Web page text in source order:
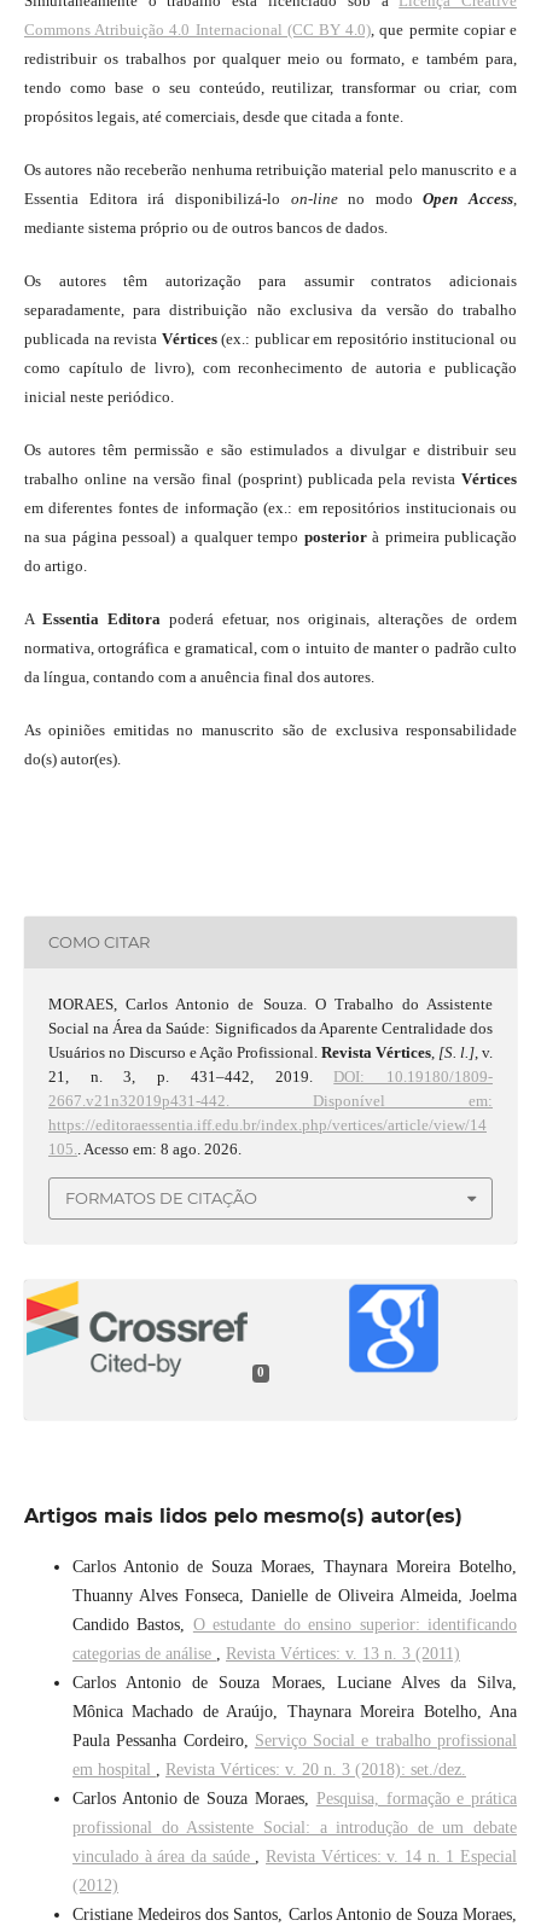
Commons Atribuição 4.0 Internacional (CC BY 4.0) , que permite copiar e
redistribuir os trabalhos por qualquer meio ou formato, e também para,
tendo como base o seu conteúdo, reutilizar, transformar ou criar, com
propósitos legais, até comerciais, desde que citada a fonte.
Os autores não receberão nenhuma retribuição material pelo manuscrito e a
Essentia Editora irá disponibilizá-lo on-lineno modoOpen Access
mediante sistema próprio ou de outros bancos de dados.
Os autores têm autorização para assumir contratos adicionais
separadamente, para distribuição não exclusiva da versão do trabalho
publicada na revista Vértices(ex.: publicar em repositório institucional ou
como capítulo de livro), com reconhecimento de autoria e publicação
inicial neste periódico.
Os autores têm permissão e são estimulados a divulgar e distribuir seu
trabalho online na versão final (posprint) publicada pela revistaVértices
em diferentes fontes de informação (ex.: em repositórios institucionais ou
na sua página pessoal) a qualquer tempo posteriorà primeira publicação
do artigo.
A Essentia Editora poderá efetuar, nos originais, alterações de ordem
normativa, ortográfica e gramatical, com o intuito de manter o padrão culto
da língua, contando com a anuência final dos autores.
As opiniões emitidas no manuscrito são de exclusiva responsabilidade
do(s) autor(es).
COMO CITAR
MORAES, Carlos Antonio de Souza. O Trabalho do Assistente
Social na Área da Saúde: Significados da Aparente Centralidade dos
Usuários no Discurso e Ação Profissional.Revista Vértices [S. l.] , v.
21, n. 3, p. 431–442, 2019. DOI: 10.19180/1809-
2667.v21n32019p431-442.
Disponível em:
https://editoraessentia.iff.edu.br/index.php/vertices/article/view/14
105.
. Acesso em: 8 ago. 2026.
FORMATOS DE CITAÇÃO
0
Artigos mais lidos pelo mesmo(s) autor(es)
Carlos Antonio de Souza Moraes, Thaynara Moreira Botelho,
Thuanny Alves Fonseca, Danielle de Oliveira Almeida, Joelma
Candido Bastos, O estudante do ensino superior: identificando
categorias de análise , Revista Vértices: v. 13 n. 3 (2011)
Carlos Antonio de Souza Moraes, Luciane Alves da Silva,
Mônica Machado de Araújo, Thaynara Moreira Botelho, Ana
Paula Pessanha Cordeiro, Serviço Social e trabalho profissional
em hospital , Revista Vértices: v. 20 n. 3 (2018): set./dez.
Carlos Antonio de Souza Moraes, Pesquisa, formação e prática
profissional do Assistente Social: a introdução de um debate
vinculado à área da saúde , Revista Vértices: v. 14 n. 1 Especial
(2012)
Cristiane Medeiros dos Santos, Carlos Antonio de Souza Moraes,